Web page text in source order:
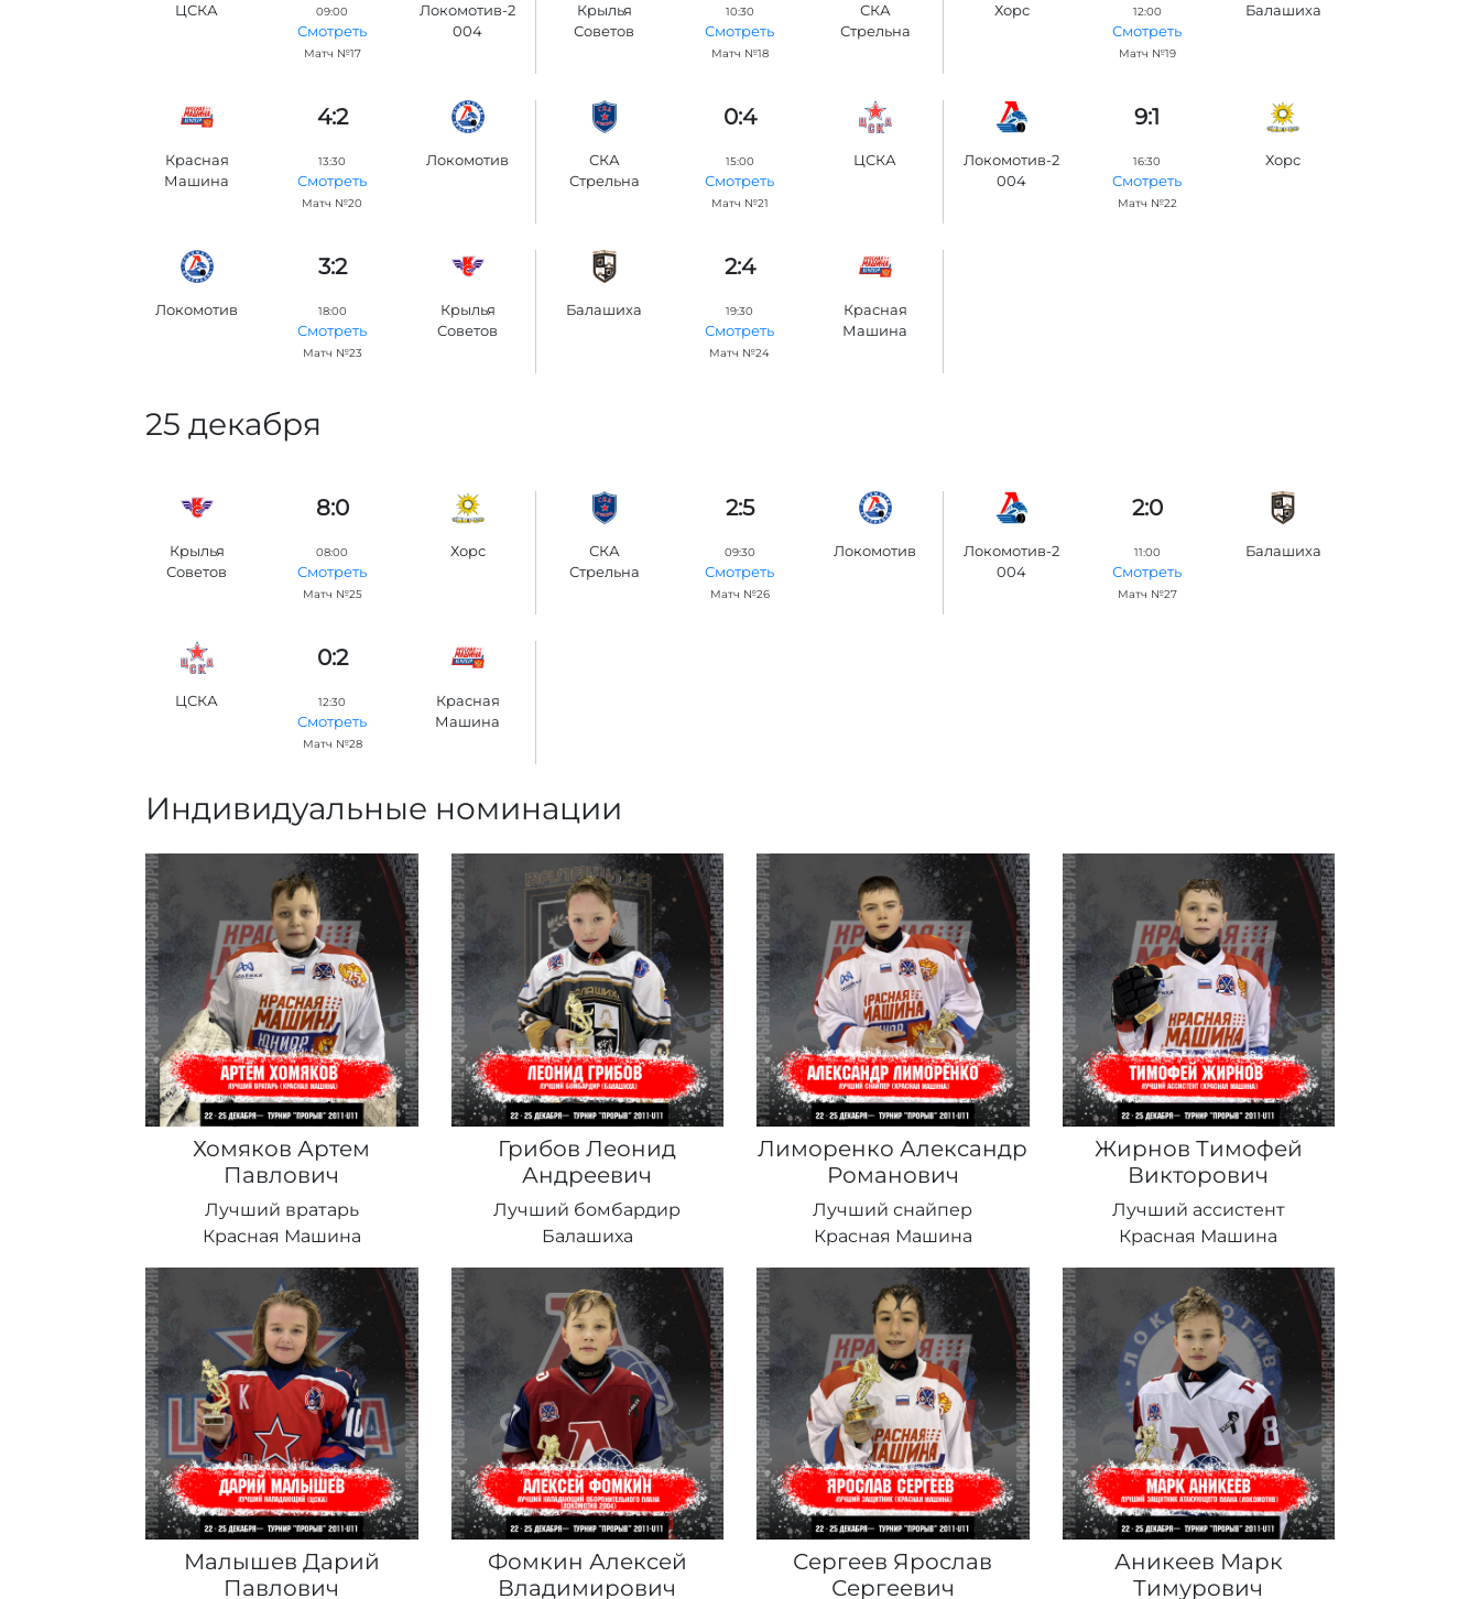
ЦСКА 09:00
Смотреть
Матч №17
Локомотив-2
004
Крылья
Советов
10:30
Смотреть
Матч №18
СКА
Стрельна
Хорс 12:00
Смотреть
Матч №19
Балашиха
4:2
Красная
Машина
13:30
Смотреть
Матч №20
Локомотив
0:4
СКА
Стрельна
15:00
Смотреть
Матч №21
ЦСКА
9:1
Локомотив-2
004
16:30
Смотреть
Матч №22
Хорс
3:2
Локомотив 18:00
Смотреть
Матч №23
Крылья
Советов
2:4
Балашиха 19:30
Смотреть
Матч №24
Красная
Машина
25 декабря
8:0
Крылья
Советов
08:00
Смотреть
Матч №25
Хорс
2:5
СКА
Стрельна
09:30
Смотреть
Матч №26
Локомотив
2:0
Локомотив-2
004
11:00
Смотреть
Матч №27
Балашиха
0:2
ЦСКА 12:30
Смотреть
Матч №28
Красная
Машина
Индивидуальные номинации
Хомяков Артем
Павлович
Лучший вратарь
Красная Машина
Грибов Леонид
Андреевич
Лучший бомбардир
Балашиха
Лиморенко Александр
Романович
Лучший снайпер
Красная Машина
Жирнов Тимофей
Викторович
Лучший ассистент
Красная Машина
Малышев Дарий
Павлович
Фомкин Алексей
Владимирович
Сергеев Ярослав
Сергеевич
Аникеев Марк
Тимурович